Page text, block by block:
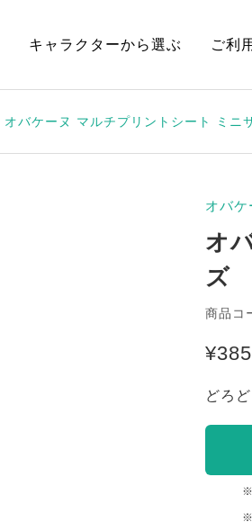
キャラクターから選ぶ ご利
オバケーヌ マルチプリントシート ミニ
オバケ
オ
ズ
商品コ
¥385
どろ
※
※